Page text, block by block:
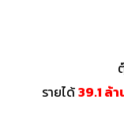
รายได้39.1 ล้